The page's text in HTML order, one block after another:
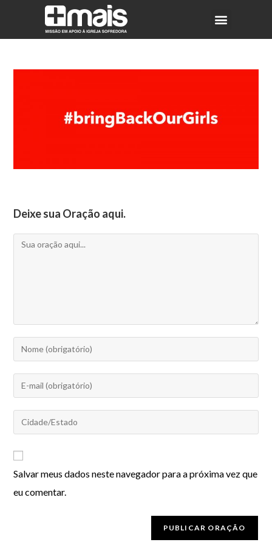
Deixe sua Oração aqui.
Salvar meus dados neste navegador para a próxima vez que
eu comentar.